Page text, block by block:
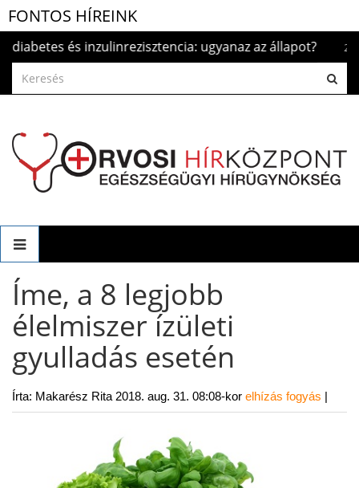
FONTOS HÍREINK
és inzulinrezisztencia: ugyanaz az állapot? 2026.aug. 5.
Íme, a 8 legjobb
élelmiszer ízületi
gyulladás esetén
Írta: Makarész Rita 2018. aug. 31. 08:08-kor elhízás fogyás |